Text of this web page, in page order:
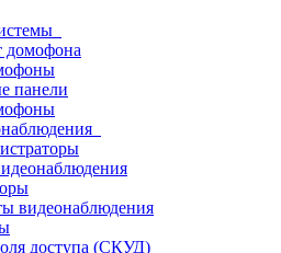
домофона
панели
видеонаблюдения
доступа (СКУД)